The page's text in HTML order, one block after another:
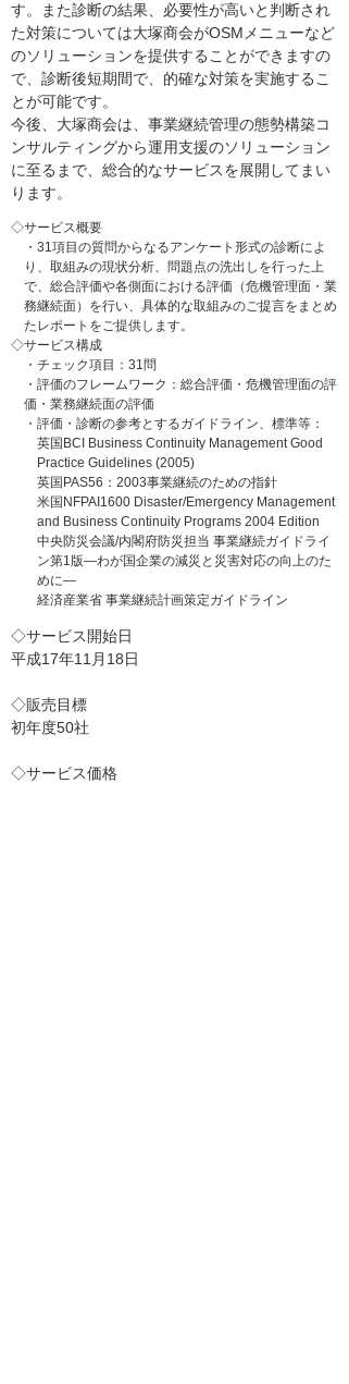
す。また診断の結果、必要性が高いと判断され
た対策については大塚商会がOSMメニューなど
のソリューションを提供することができますの
で、診断後短期間で、的確な対策を実施するこ
とが可能です。
今後、大塚商会は、事業継続管理の態勢構築コ
ンサルティングから運用支援のソリューション
に至るまで、総合的なサービスを展開してまい
ります。
◇サービス概要
・31項目の質問からなるアンケート形式の診断によ
り、取組みの現状分析、問題点の洗出しを行った上
で、総合評価や各側面における評価（危機管理面・業
務継続面）を行い、具体的な取組みのご提言をまとめ
たレポートをご提供します。
◇サービス構成
・チェック項目：31問
・評価のフレームワーク：総合評価・危機管理面の評
価・業務継続面の評価
・評価・診断の参考とするガイドライン、標準等：
英国BCI Business Continuity Management Good
Practice Guidelines (2005)
英国PAS56：2003事業継続のための指針
米国NFPAI1600 Disaster/Emergency Management
and Business Continuity Programs 2004 Edition
中央防災会議/内閣府防災担当 事業継続ガイドライ
ン第1版―わが国企業の減災と災害対応の向上のた
めに―
経済産業省 事業継続計画策定ガイドライン
◇サービス開始日
平成17年11月18日
◇販売目標
初年度50社
◇サービス価格